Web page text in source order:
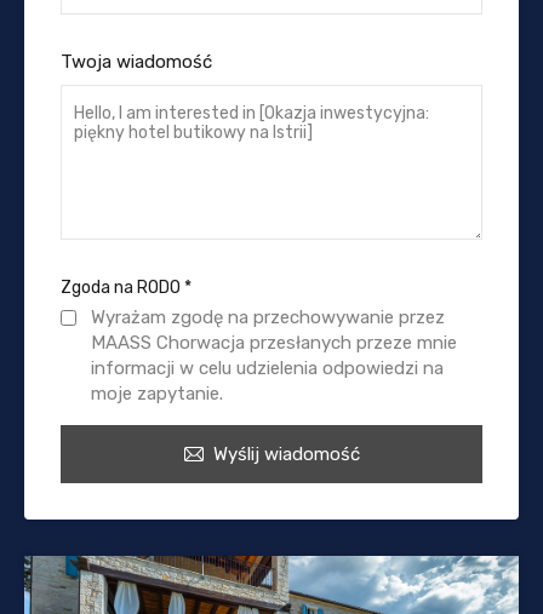
Twoja wiadomość
Zgoda na RODO *
Wyrażam zgodę na przechowywanie przez
MAASS Chorwacja przesłanych przeze mnie
informacji w celu udzielenia odpowiedzi na
moje zapytanie.
Wyślij wiadomość